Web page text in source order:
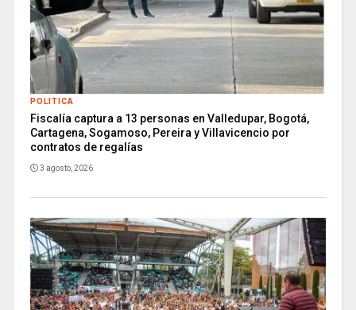
POLITICA
Fiscalía captura a 13 personas en Valledupar, Bogotá,
Cartagena, Sogamoso, Pereira y Villavicencio por
contratos de regalías
3 agosto, 2026